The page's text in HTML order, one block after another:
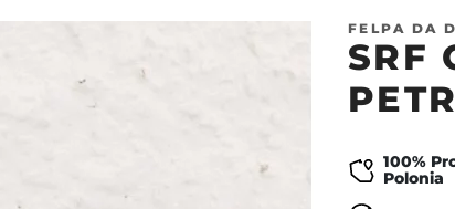
FELPA DA
SRF
100%
Polonia